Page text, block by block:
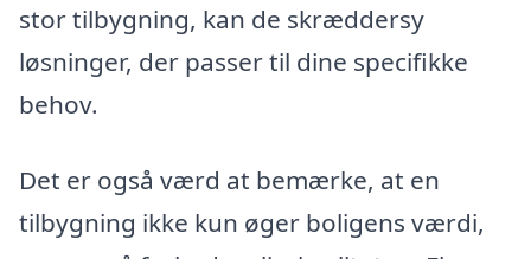
stor tilbygning, kan de skræddersy
løsninger, der passer til dine specifikke
behov.
Det er også værd at bemærke, at en
tilbygning ikke kun øger boligens værdi,